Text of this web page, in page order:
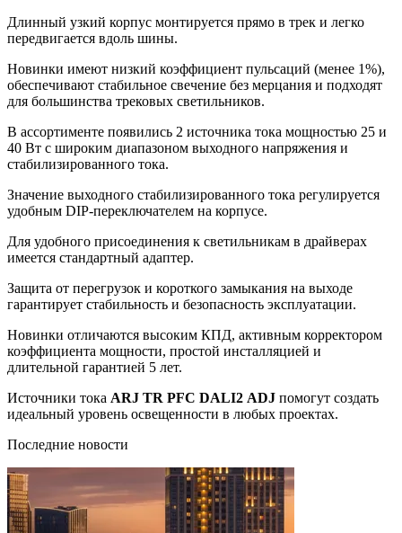
Длинный узкий корпус монтируется прямо в трек и легко
передвигается вдоль шины.
Новинки имеют низкий коэффициент пульсаций (менее 1%),
обеспечивают стабильное свечение без мерцания и подходят
для большинства трековых светильников.
В ассортименте появились 2 источника тока мощностью 25 и
40 Вт с широким диапазоном выходного напряжения и
стабилизированного тока.
Значение выходного стабилизированного тока регулируется
удобным DIP-переключателем на корпусе.
Для удобного присоединения к светильникам в драйверах
имеется стандартный адаптер.
Защита от перегрузок и короткого замыкания на выходе
гарантирует стабильность и безопасность эксплуатации.
Новинки отличаются высоким КПД, активным корректором
коэффициента мощности, простой инсталляцией и
длительной гарантией 5 лет.
Источники тока ARJ TR PFC DALI2 ADJ помогут создать
идеальный уровень освещенности в любых проектах.
Последние новости